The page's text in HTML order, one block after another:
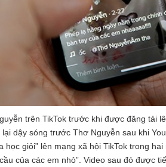
trên TikTok trước khi được đăng tải
dậy sóng trước Thơ Nguyễn sau khi
học giỏi” lên mạng xã hội TikTok trong
của các em nhỏ”. Video sau đó được